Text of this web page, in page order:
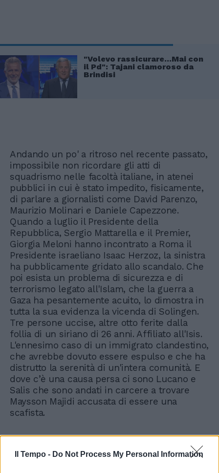
Il Tempo - Do Not Process My Personal Information
"Volevo rassicurare...Mai con
il Pd": Tajani clamoroso da
Brindisi
Andando un po' a ritroso nel recente passato,
impossibile non ricordare gli atti di
squadrismo nelle facoltà italiane, in atenei
pubblici in cui è stato impedito, fisicamente,
di parlare a giornalisti come David Parenzo,
Maurizio Molinari e Daniele Capezzone.
Quando a luglio il Presidente della
Repubblica, Sergio Mattarella e il Premier,
Giorgia Meloni hanno incontrato a Roma il
Presidente israeliano Isaac Herzoz, la sinistra
ha pubblicamente gridato allo scandalo. Che
poi esista un problema di sicurezza e di
terrorismo legato all'Islam, che la guerra a
Gaza ha pesantemente acuito, lo dimostra in
tutta la sua evidenza la vicenda di Solingen.
Tre persone uccise, altre otto ferite dalla
follia di un siriano di 26 anni. Affiliato all'Isis.
L'ennesimo caso di un immigrato clandestino,
che avrebbe dovuto essere espulso e che ha
distrutto la serenità di un'intera comunità. E
dove c’è una causa persa ci sono Lucano e
Salis che sono andati in carcere a trovare
Maysson Majidi accusata di essere una
scafista.